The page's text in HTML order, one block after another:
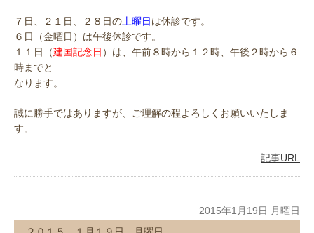
７日、２１日、２８日の土曜日は休診です。
６日（金曜日）は午後休診です。
１１日（建国記念日 ）は、午前８時から１２時、午後２時から６
時までと
なります。
誠に勝手ではありますが、ご理解の程よろしくお願いいたしま
す。
記事URL
2015年1月19日 月曜日